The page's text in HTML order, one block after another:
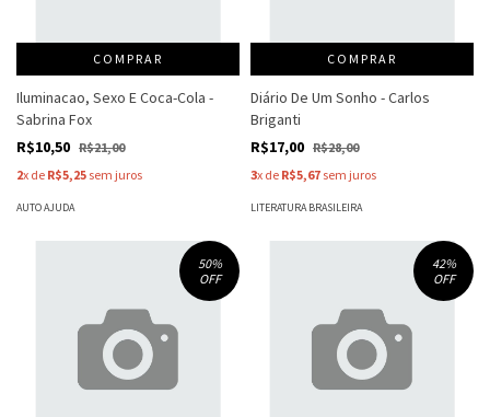
COMPRAR
Iluminacao, Sexo E Coca-Cola -
Sabrina Fox
R$10,50 R$21,00
2x de R$5,25 sem juros
AUTO AJUDA
COMPRAR
Diário De Um Sonho - Carlos
Briganti
R$17,00 R$28,00
3x de R$5,67 sem juros
LITERATURA BRASILEIRA
50%
OFF
42%
OFF